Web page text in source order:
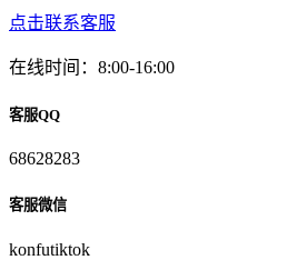
点击联系客服
在线时间：8:00-16:00
客服QQ
68628283
客服微信
konfutiktok